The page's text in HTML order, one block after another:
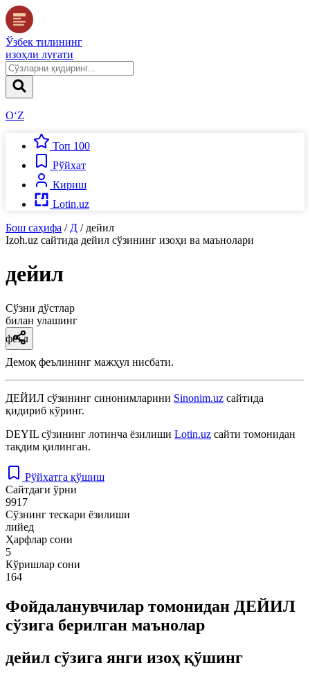
Ўзбек тилининг
изоҳли луғати
O‘Z
Топ 100
Рўйхат
Кириш
Lotin.uz
Бош саҳифа / Д / дейил
Izoh.uz сайтида дейил сўзининг изоҳи ва маънолари
дейил
Сўзни дўстлар
билан улашинг
феъл
Демоқ феълининг мажҳул нисбати.
ДЕЙИЛ сўзининг синонимларини Sinonim.uz сайтида
қидириб кўринг.
DEYIL сўзининг лотинча ёзилиши Lotin.uz сайти томонидан
тақдим қилинган.
Рўйхатга қўшиш
Сайтдаги ўрни
9917
Сўзнинг тескари ёзилиши
лийед
Ҳарфлар сони
5
Кўришлар сони
164
Фойдаланувчилар томонидан ДЕЙИЛ
сўзига берилган маънолар
дейил сўзига янги изоҳ қўшинг